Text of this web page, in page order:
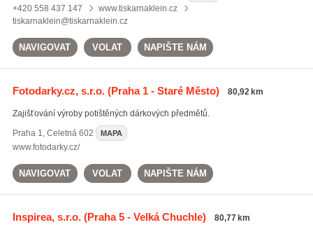
+420 558 437 147
www.tiskarnaklein.cz
tiskarnaklein@tiskarnaklein.cz
NAVIGOVAT VOLAT NAPIŠTE NÁM
Fotodarky.cz, s.r.o.(Praha 1 - Staré Město) 80,92 km
Zajišťování výroby potištěných dárkových předmětů.
Praha 1, Celetná 602 MAPA
www.fotodarky.cz/
NAVIGOVAT VOLAT NAPIŠTE NÁM
Inspirea, s.r.o.(Praha 5 - Velká Chuchle) 80,77 km